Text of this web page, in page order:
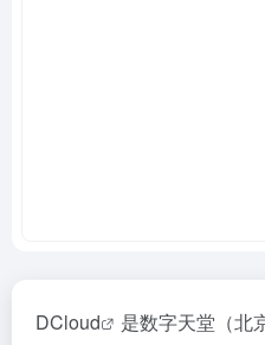
DCloud
是数字天堂（北